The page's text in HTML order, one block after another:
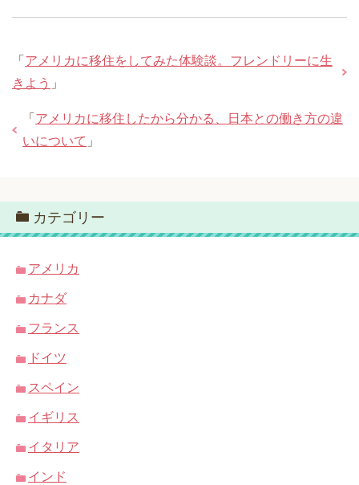
「 アメリカに移住をしてみた体験談。フレンドリーに生
きよう 」
「 アメリカに移住したから分かる、日本との働き方の違
いについて 」
カテゴリー
アメリカ
カナダ
フランス
ドイツ
スペイン
イギリス
イタリア
インド